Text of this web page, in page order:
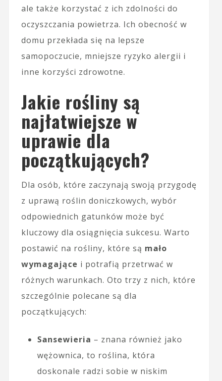
ale także korzystać z ich zdolności do
oczyszczania powietrza. Ich obecność w
domu przekłada się na lepsze
samopoczucie, mniejsze ryzyko alergii i
inne korzyści zdrowotne.
Jakie rośliny są
najłatwiejsze w
uprawie dla
początkujących?
Dla osób, które zaczynają swoją przygodę
z uprawą roślin doniczkowych, wybór
odpowiednich gatunków może być
kluczowy dla osiągnięcia sukcesu. Warto
postawić na rośliny, które są mało
wymagające i potrafią przetrwać w
różnych warunkach. Oto trzy z nich, które
szczególnie polecane są dla
początkujących:
Sansewieria – znana również jako
wężownica, to roślina, która
doskonale radzi sobie w niskim